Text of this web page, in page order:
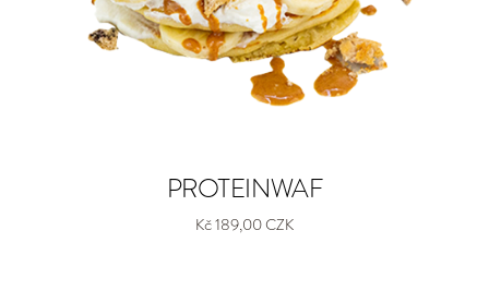
PROTEINWAF
Kč 189,00 CZK